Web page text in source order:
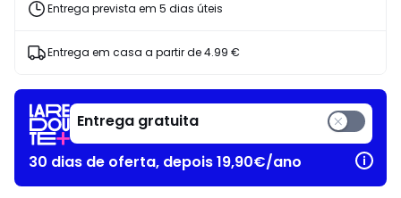
Entrega prevista em 5 dias úteis
Entrega em casa a partir de4.99 €
Entrega gratuita
30 dias de oferta, depois 19,90€/ano